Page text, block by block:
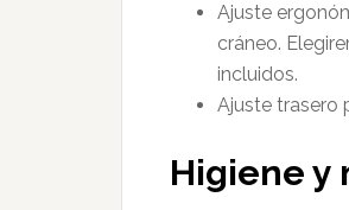
Ajuste
cráneo.
incluidos.
Ajuste trasero
Higiene y